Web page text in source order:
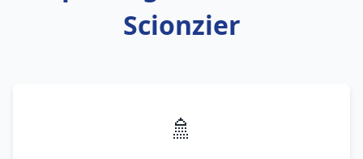
Scionzier
🚿